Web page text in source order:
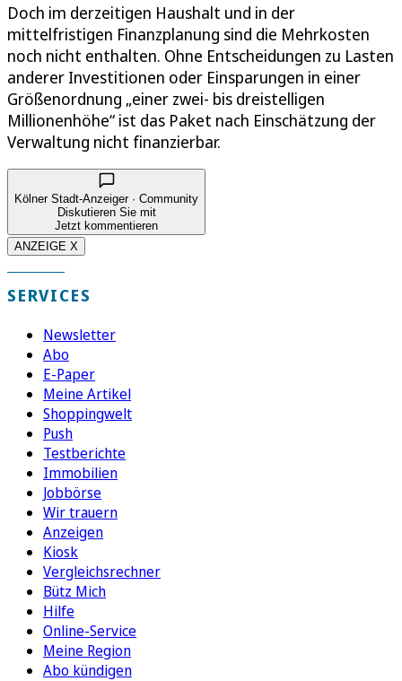
Doch im derzeitigen Haushalt und in der
mittelfristigen Finanzplanung sind die Mehrkosten
noch nicht enthalten. Ohne Entscheidungen zu Lasten
anderer Investitionen oder Einsparungen in einer
Größenordnung „einer zwei- bis dreistelligen
Millionenhöhe“ ist das Paket nach Einschätzung der
Verwaltung nicht finanzierbar.
Kölner Stadt-Anzeiger · Community
Diskutieren Sie mit
Jetzt kommentieren
ANZEIGE X
SERVICES
Newsletter
Abo
E-Paper
Meine Artikel
Shoppingwelt
Push
Testberichte
Immobilien
Jobbörse
Wir trauern
Anzeigen
Kiosk
Vergleichsrechner
Bütz Mich
Hilfe
Online-Service
Meine Region
Abo kündigen